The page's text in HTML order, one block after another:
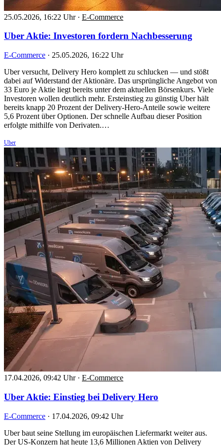
25.05.2026, 16:22 Uhr · E-Commerce
Uber Aktie: Investoren fordern Nachbesserung
E-Commerce · 25.05.2026, 16:22 Uhr
Uber versucht, Delivery Hero komplett zu schlucken — und stößt
dabei auf Widerstand der Aktionäre. Das ursprüngliche Angebot von
33 Euro je Aktie liegt bereits unter dem aktuellen Börsenkurs. Viele
Investoren wollen deutlich mehr. Ersteinstieg zu günstig Uber hält
bereits knapp 20 Prozent der Delivery-Hero-Anteile sowie weitere
5,6 Prozent über Optionen. Der schnelle Aufbau dieser Position
erfolgte mithilfe von Derivaten.…
Uber
17.04.2026, 09:42 Uhr · E-Commerce
Uber Aktie: Einstieg bei Delivery Hero
E-Commerce · 17.04.2026, 09:42 Uhr
Uber baut seine Stellung im europäischen Liefermarkt weiter aus.
Der US-Konzern hat heute 13,6 Millionen Aktien von Delivery